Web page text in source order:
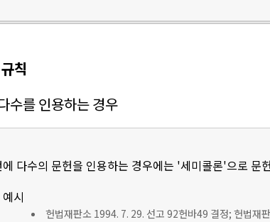
칙
수를 인용하는 경우
에 다수의 문헌을 인용하는 경우에는 '세미콜론'으로 문
예시
헌법재판소 1994. 7. 29. 선고 92헌바49 결정; 헌법재